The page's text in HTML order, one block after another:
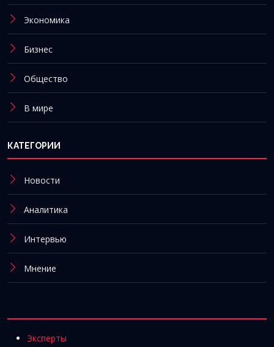
Экономика
Бизнес
Общество
В мире
КАТЕГОРИИ
Новости
Аналитика
Интервью
Мнение
Эксперты